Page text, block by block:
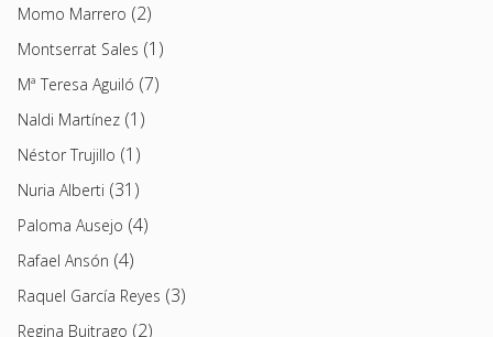
Momo Marrero (2)
Montserrat Sales (1)
Mª Teresa Aguiló (7)
Naldi Martínez (1)
Néstor Trujillo (1)
Nuria Alberti (31)
Paloma Ausejo (4)
Rafael Ansón (4)
Raquel García Reyes (3)
Regina Buitrago (2)